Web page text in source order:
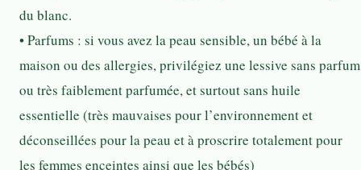
du blanc.
• Parfums : si vous avez la peau sensible, un bébé à la
maison ou des allergies, privilégiez une lessive sans parfum
ou très faiblement parfumée, et surtout sans huile
essentielle (très mauvaises pour l’environnement et
déconseillées pour la peau et à proscrire totalement pour
les femmes enceintes ainsi que les bébés)